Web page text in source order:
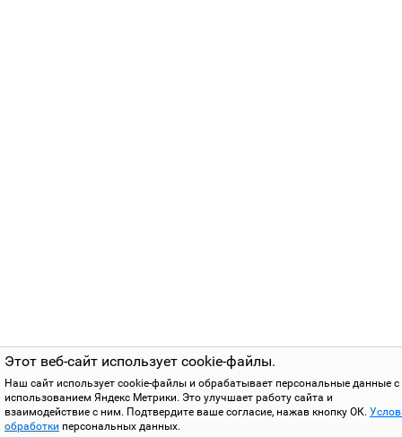
Этот веб-сайт использует cookie-файлы.
Наш сайт использует cookie-файлы и обрабатывает персональные данные с
использованием Яндекс Метрики. Это улучшает работу сайта и
взаимодействие с ним. Подтвердите ваше согласие, нажав кнопку ОК.
обработки персональных данных.